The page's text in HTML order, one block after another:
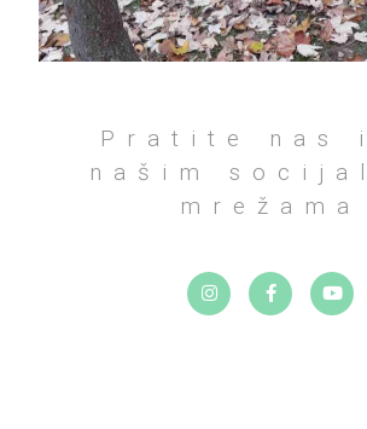
Pratite nas i
našim
mrežama